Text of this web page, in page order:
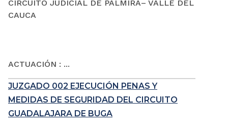
CIRCUITO JUDICIAL DE PALMIRA– VALLE DEL
CAUCA
ACTUACIÓN : ...
JUZGADO 002 EJECUCIÓN PENAS Y
MEDIDAS DE SEGURIDAD DEL CIRCUITO
GUADALAJARA DE BUGA